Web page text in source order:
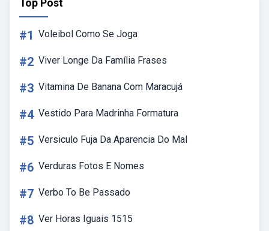
Top Post
#1 Voleibol Como Se Joga
#2 Viver Longe Da Família Frases
#3 Vitamina De Banana Com Maracujá
#4 Vestido Para Madrinha Formatura
#5 Versiculo Fuja Da Aparencia Do Mal
#6 Verduras Fotos E Nomes
#7 Verbo To Be Passado
#8 Ver Horas Iguais 1515